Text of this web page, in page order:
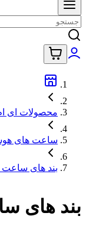
محصولات ای
ساعت های
بند های ساعت
بند های